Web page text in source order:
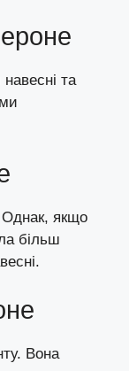
та
Однак, якщо
більш
Вона